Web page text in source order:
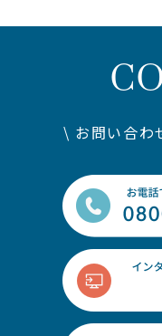
\ お問い合わ